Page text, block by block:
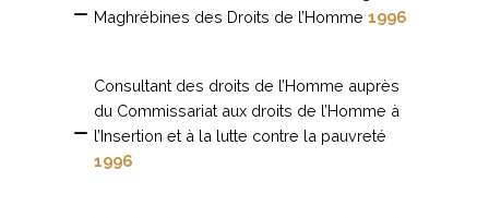
Maghrébines des Droits de l’Homme1996
Consultant des droits de l’Homme auprès
du Commissariat aux droits de l’Homme à
l’Insertion et à la lutte contre la pauvreté
1996